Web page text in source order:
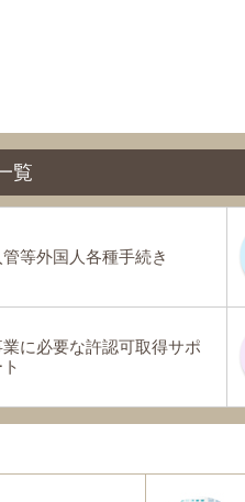
覧
管等外国人各種手続き
業に必要な許認可取得サポ